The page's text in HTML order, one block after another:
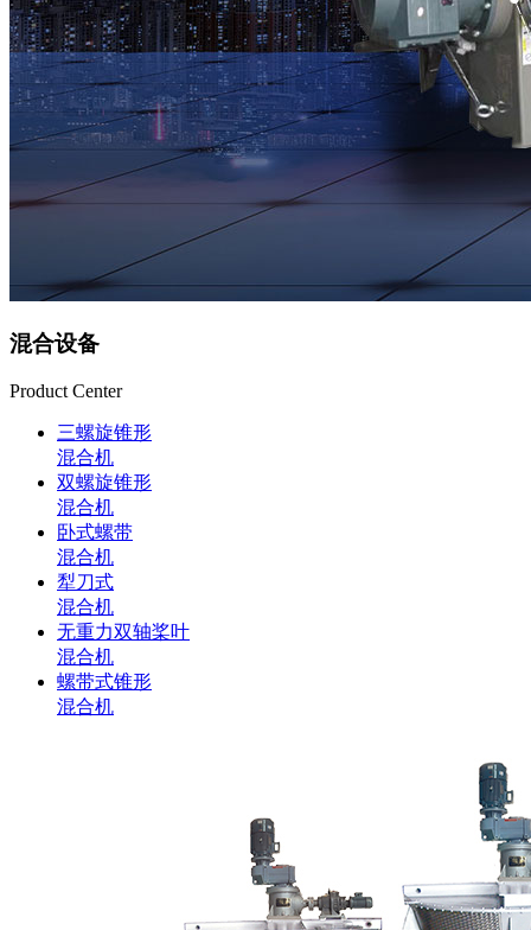
混合设备
Product Center
三螺旋锥形
混合机
双螺旋锥形
混合机
卧式螺带
混合机
犁刀式
混合机
无重力双轴桨叶
混合机
螺带式锥形
混合机